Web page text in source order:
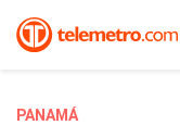
PANAMÁ